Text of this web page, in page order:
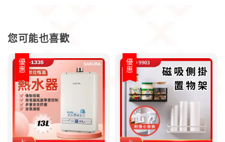
您可能也喜歡
優惠 優惠